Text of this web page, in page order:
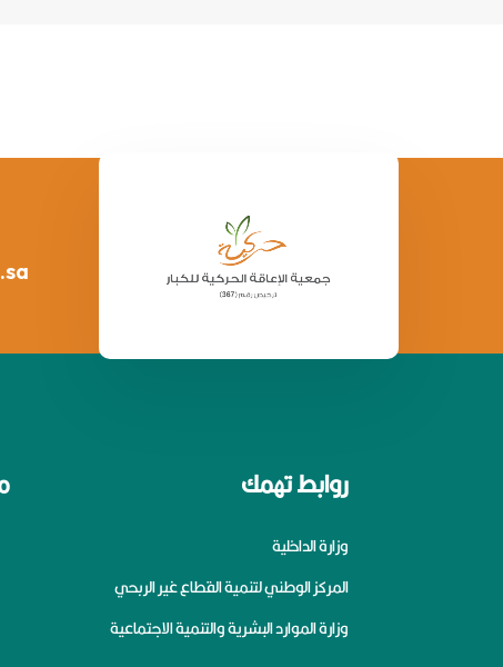
روابط تهمك
وزارة الداخلية
المركز الوطني لتنمية القطاع غير الربحي
وزارة الموارد البشرية والتنمية الاجتماعية